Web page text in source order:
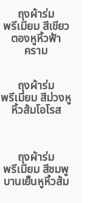
ถุงผ้าร่ม
พรีเมียม สีเขียว
ตองหูหิ้วฟ้า
คราม
ถุงผ้าร่ม
พรีเมียม สีม่วงหู
หิ้วส้มโอโรส
ถุงผ้าร่ม
พรีเมียม สีชมพู
บานเย็นหูหิ้วส้ม